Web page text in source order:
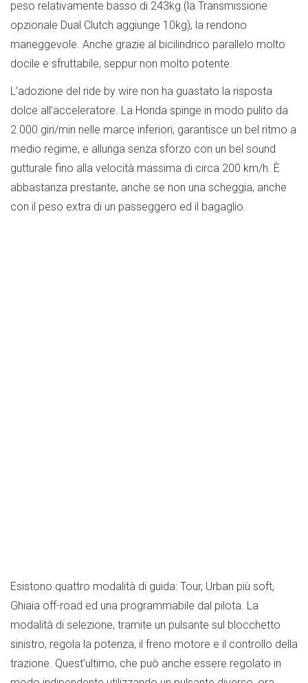
peso relativamente basso di 243kg (la Transmissione
opzionale Dual Clutch aggiunge 10kg), la rendono
maneggevole. Anche grazie al bicilindrico parallelo molto
docile e sfruttabile, seppur non molto potente.
L’adozione del ride by wire non ha guastato la risposta
dolce all’acceleratore. La Honda spinge in modo pulito da
2.000 giri/min nelle marce inferiori, garantisce un bel ritmo a
medio regime, e allunga senza sforzo con un bel sound
gutturale fino alla velocità massima di circa 200 km/h. È
abbastanza prestante, anche se non una scheggia, anche
con il peso extra di un passeggero ed il bagaglio.
Esistono quattro modalità di guida: Tour, Urban più soft,
Ghiaia off-road ed una programmabile dal pilota. La
modalità di selezione, tramite un pulsante sul blocchetto
sinistro, regola la potenza, il freno motore e il controllo della
trazione. Quest’ultimo, che può anche essere regolato in